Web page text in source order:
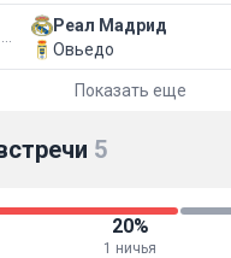
Реал Мадрид
Овьедо
Показать еще
5
20%
1 ничья